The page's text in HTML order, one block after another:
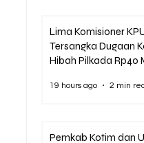
Lima Komisioner
Tersangka Dugaan
Hibah Pilkada Rp40
19 hours ago 2 min
Pemkab Kotim dan